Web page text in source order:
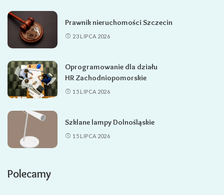
Prawnik nieruchomości Szczecin
23 LIPCA 2026
Oprogramowanie dla działu
HR Zachodniopomorskie
15 LIPCA 2026
Szklane lampy Dolnośląskie
15 LIPCA 2026
Polecamy